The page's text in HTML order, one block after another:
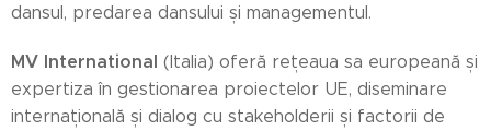
dansul, predarea dansului și managementul.
MV International (Italia) oferă rețeaua sa europeană și
expertiza în gestionarea proiectelor UE, diseminare
internațională și dialog cu stakeholderii și factorii de